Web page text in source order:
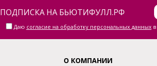
ПОДПИСКА НА БЬЮТИФУЛЛ.РФ
Даю согласие на обработку персональных данныхв
О КОМПАНИИ